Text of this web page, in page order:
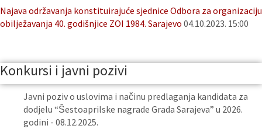
Najava održavanja konstituirajuće sjednice Odbora za organizaciju
obilježavanja 40. godišnjice ZOI 1984. Sarajevo 04.10.2023. 15:00
Konkursi i javni pozivi
Javni poziv o uslovima i načinu predlaganja kandidata za
dodjelu “Šestoaprilske nagrade Grada Sarajeva” u 2026.
godini - 08.12.2025.